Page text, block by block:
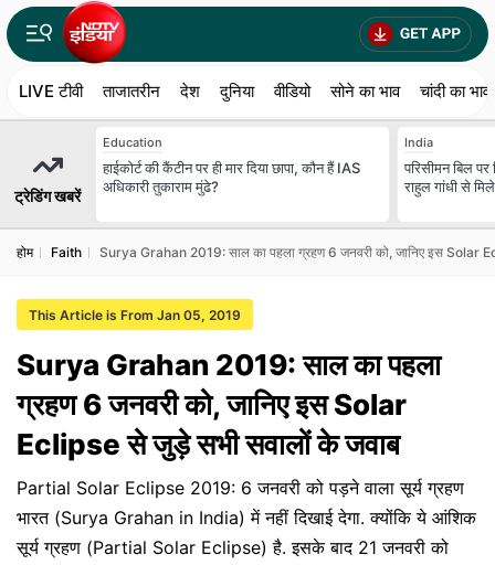
LIVE टीवी ताजातरीन देश दुनिया वीडियो सोने का भाव चांदी का भाव
ट्रेडिंग खबरें
Education
हाईकोर्ट की कैंटीन पर ही मार दिया छापा, कौन हैं IAS
अधिकारी तुकाराम मुंढे?
India
परिसीमन बिल
राहुल गांधी से
होम Faith Surya Grahan 2019: साल का पहला ग्रहण 6 जनवरी को, जानिए इस Solar
This Article is From Jan 05, 2019
Surya Grahan 2019: साल का पहला
ग्रहण 6 जनवरी को, जानिए इस Solar
Eclipse से जुड़े सभी सवालों के जवाब
Partial Solar Eclipse 2019: 6 जनवरी को पड़ने वाला सूर्य ग्रहण
भारत (Surya Grahan in India) में नहीं दिखाई देगा. क्योंकि ये आंशिक
सूर्य ग्रहण (Partial Solar Eclipse) है. इसके बाद 21 जनवरी को